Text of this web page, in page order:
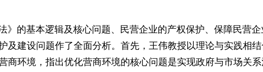
》的基本逻辑及核心问题、民营企业的产权保护、保障民营
及建设问题作了全面分析。首先，王伟教授以理论与实践相
商环境，指出优化营商环境的核心问题是实现政府与市场关